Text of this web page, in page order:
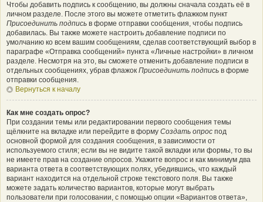
Чтобы добавить подпись к сообщению, вы должны сначала создать её в
личном разделе. После этого вы можете отметить флажком пункт
Присоединить подпись в форме отправки сообщения, чтобы подпись
добавилась. Вы также можете настроить добавление подписи по
умолчанию ко всем вашим сообщениям, сделав соответствующий выбор в
параграфе «Отправка сообщений» пункта «Личные настройки» в личном
разделе. Несмотря на это, вы сможете отменить добавление подписи в
отдельных сообщениях, убрав флажок Присоединить подпись в форме
отправки сообщения.
Вернуться к началу
Как мне создать опрос?
При создании темы или редактировании первого сообщения темы
щёлкните на вкладке или перейдите в форму Создать опрос под
основной формой для создания сообщения, в зависимости от
используемого стиля; если вы не видите такой вкладки или формы, то вы
не имеете прав на создание опросов. Укажите вопрос и как минимум два
варианта ответа в соответствующих полях, убедившись, что каждый
вариант находится на отдельной строке текстового поля. Вы также
можете задать количество вариантов, которые могут выбрать
пользователи при голосовании, с помощью опции «Вариантов ответа»,